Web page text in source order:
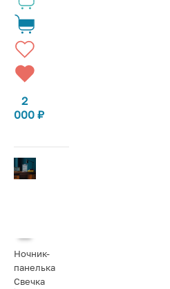
2
000 ₽
Ночник-
панелька
Свечка